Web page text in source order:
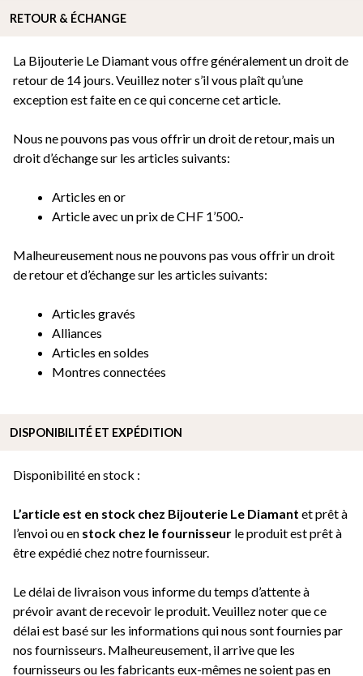
La Bijouterie Le Diamant vous offre généralement un droit de
retour de 14 jours. Veuillez noter s’il vous plaît qu’une
exception est faite en ce qui concerne cet article.
Nous ne pouvons pas vous offrir un droit de retour, mais un
droit d’échange sur les articles suivants:
Articles en or
Article avec un prix de CHF 1’500.-
Malheureusement nous ne pouvons pas vous offrir un droit
de retour et d’échange sur les articles suivants:
Articles gravés
Alliances
Articles en soldes
Montres connectées
Disponibilité en stock :
L’article est en stock chez Bijouterie Le Diamant et prêt à
l’envoi ou en stock chez le fournisseur le produit est prêt à
être expédié chez notre fournisseur.
Le délai de livraison vous informe du temps d’attente à
prévoir avant de recevoir le produit. Veuillez noter que ce
délai est basé sur les informations qui nous sont fournies par
nos fournisseurs. Malheureusement, il arrive que les
fournisseurs ou les fabricants eux-mêmes ne soient pas en
RETOUR & ÉCHANGE
DISPONIBILITÉ ET EXPÉDITION